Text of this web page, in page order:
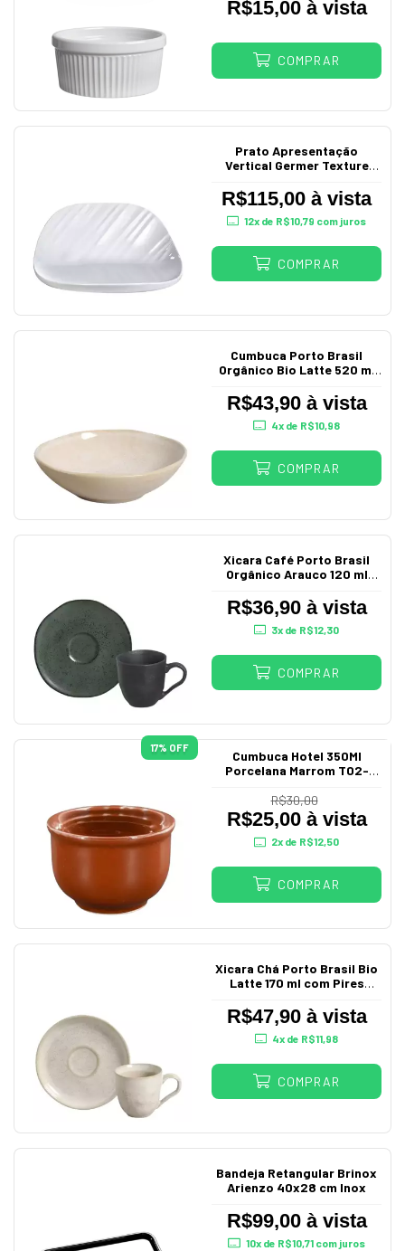
R$15,00 à vista
COMPRAR
Prato Apresentação
Vertical Germer Texture
Comercial
R$115,00 à vista
12x de R$10,79 com juros
COMPRAR
Cumbuca Porto Brasil
Orgânico Bio Latte 520 ml
R$43,90 à vista
4x de R$10,98
COMPRAR
Xicara Café Porto Brasil
Orgânico Arauco 120 ml
Stoneware
R$36,90 à vista
3x de R$12,30
COMPRAR
17% OFF
Cumbuca Hotel 350Ml
Porcelana Marrom T02-
R$30,00
R$25,00 à vista
2x de R$12,50
COMPRAR
Xicara Chá Porto Brasil Bio
Latte 170 ml com Pires
R$47,90 à vista
4x de R$11,98
COMPRAR
Bandeja Retangular Brinox
Arienzo 40x28 cm Inox
R$99,00 à vista
10x de R$10,71com juros